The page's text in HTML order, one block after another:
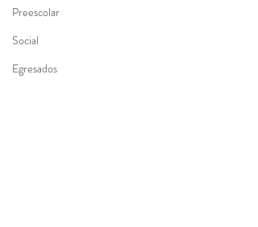
Preescolar
Social
Egresados